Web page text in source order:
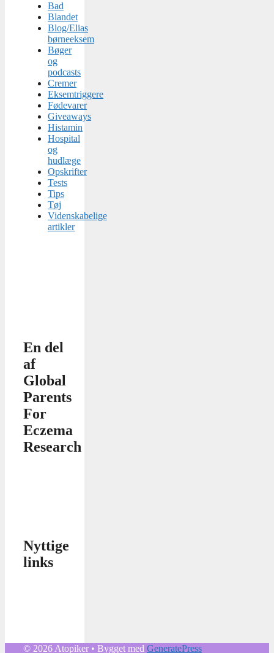
Bad
Blandet
Blog/Elias
børneeksem
Bøger
og
podcasts
Cremer
Eksemtriggere
Fødevarer
Giveaways
Histamin
Hospital
og
hudlæge
Opskrifter
Tests
Tips
Tøj
Videnskabelige
artikler
En del
af
Global
Parents
For
Eczema
Research
Nyttige
links
© 2026 Atopiker • Bygget med GeneratePress